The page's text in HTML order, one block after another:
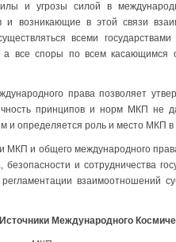
и угрозы силой в
и возникающие в этой связи
всеми
все споры по всем касающимся
права позволяет
принципов и норм МКП не
и определяется роль и место МКП
МКП и общего международного
и сотрудничества
взаимоотношений
Международного